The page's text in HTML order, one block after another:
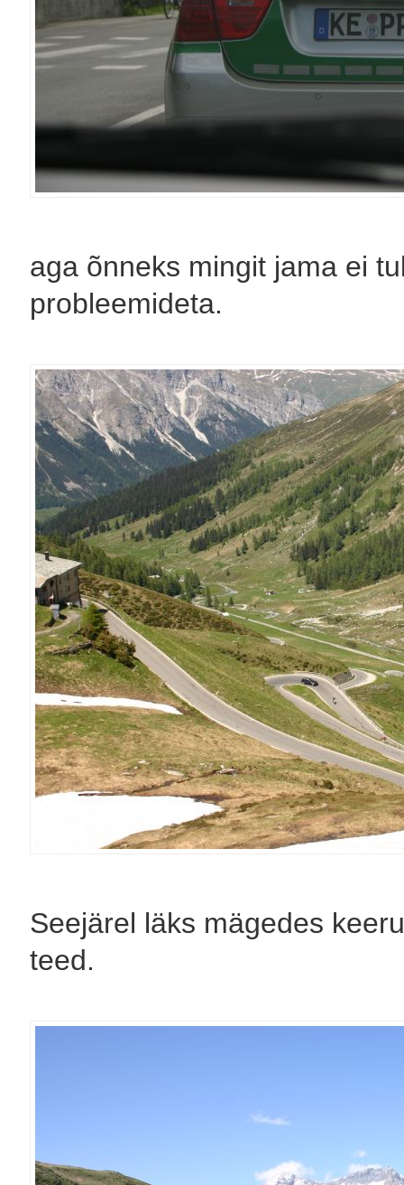
aga õnneks mingit jama ei
probleemideta.
Seejärel läks mägedes
teed.